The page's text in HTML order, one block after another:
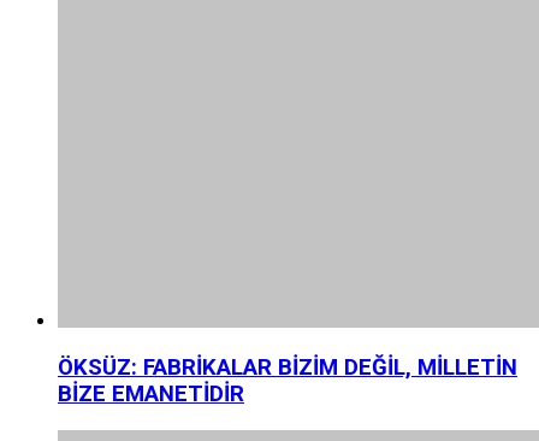
ÖKSÜZ: FABRİKALAR BİZİM DEĞİL, MİLLETİN
BİZE EMANETİDİR